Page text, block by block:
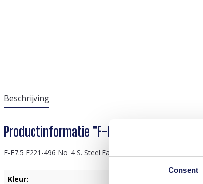
Consent
Beschrijving
Productinformatie "F-F7.5 E221-496 No. 4
F-F7.5 E221-496 No. 4 S. Steel Earrings 3cm Green
Kleur: